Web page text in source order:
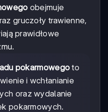
obejmuje
gruczoły trawienne,
prawidłowe
pokarmowego to
i wchłanianie
oraz wydalanie
pokarmowych.